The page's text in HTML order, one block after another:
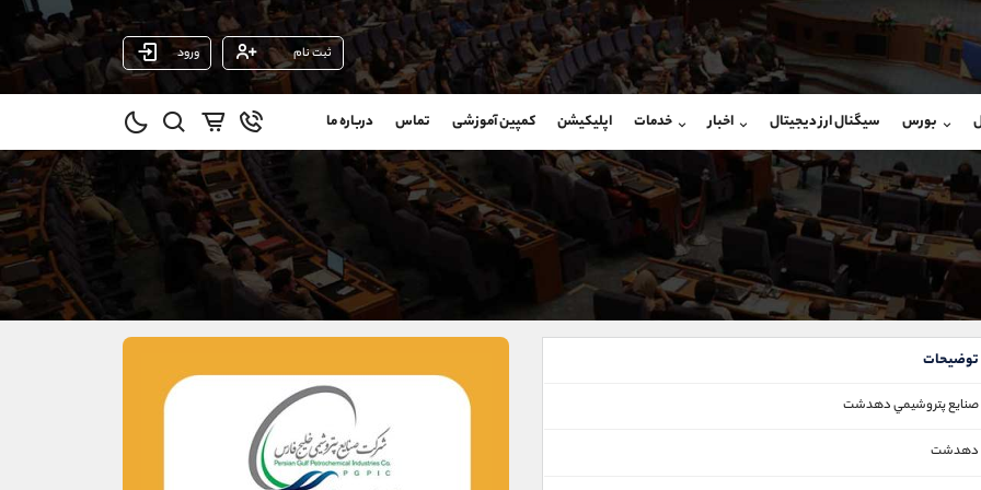
ثبت نام ورود
بورس سیگنال ارز دیجیتال اخبار خدمات اپلیکیشن کمپین آموزشی تماس درباره ما
توضیحات
صنايع پتروشيمي دهدشت
دهدشت
شروع گفتگو
@Armteam_admin_104
104
شروع گفتگو
@Armteam_admin_33
داخلی 118
(محسن یزدی)
09304891085
واتساپ شروع گفتگو
تلگرام @Armteam_admin_103
021-22021030
90001030
@alireza.mehrabii
@alirezamehrabi_com
@alirezamehrabi_official